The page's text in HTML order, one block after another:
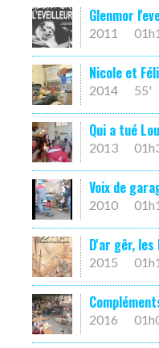
Glenmor
2011
Nicole et
2014 55'
Qui a tué
2013
Voix de
2010
D'ar gêr,
2015
2016